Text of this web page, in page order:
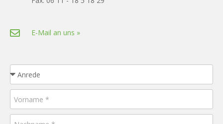
E-Mail an uns »